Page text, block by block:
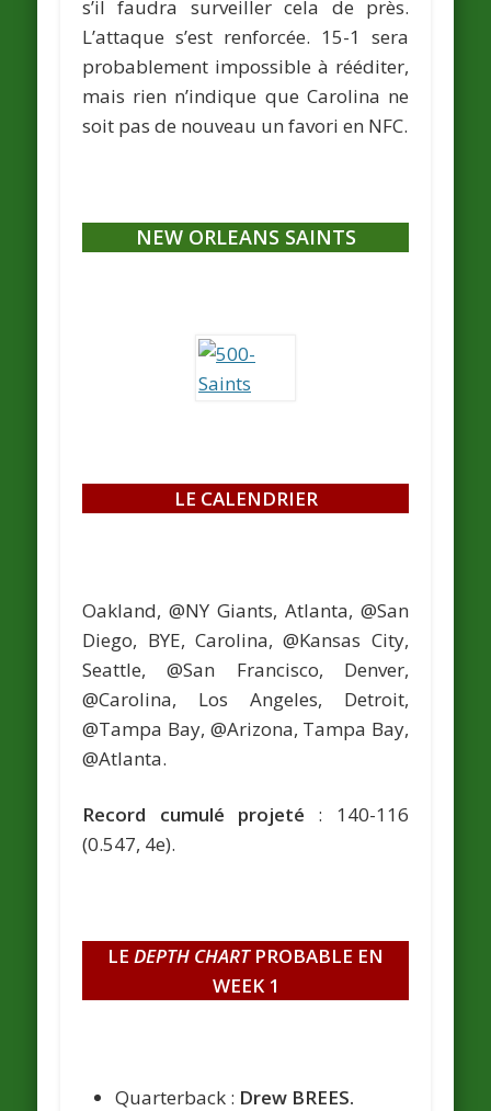
s’il faudra surveiller cela de près.
L’attaque s’est renforcée. 15-1 sera
probablement impossible à rééditer,
mais rien n’indique que Carolina ne
soit pas de nouveau un favori en NFC.
NEW ORLEANS SAINTS
LE CALENDRIER
Oakland, @NY Giants, Atlanta, @San
Diego, BYE, Carolina, @Kansas City,
Seattle, @San Francisco, Denver,
@Carolina, Los Angeles, Detroit,
@Tampa Bay, @Arizona, Tampa Bay,
@Atlanta.
Record cumulé projeté : 140-116
(0.547, 4e).
LE DEPTH CHARTPROBABLE EN
WEEK 1
Quarterback : Drew BREES.